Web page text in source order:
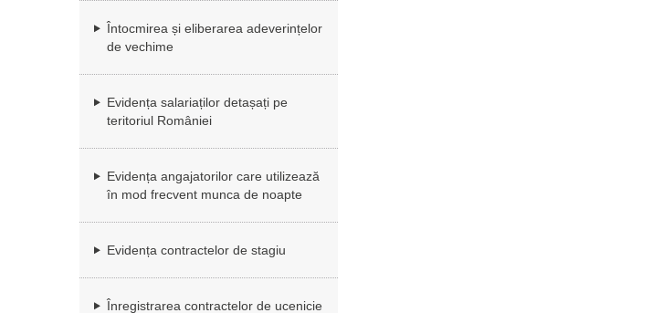
Întocmirea și eliberarea adeverințelor
de vechime
Evidența salariaților detașați pe
teritoriul României
Evidența angajatorilor care utilizează
în mod frecvent munca de noapte
Evidența contractelor de stagiu
Înregistrarea contractelor de ucenicie